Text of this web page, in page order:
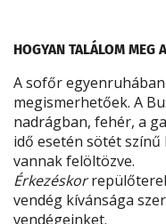
HOGYAN TALÁLOM MEG
A sofőr
megismerhetőek. A
nadrágban, fehér, a
idő esetén sötét
vannak felöltözve.
Érkezéskor
vendég kívánsága
vendégeinket.